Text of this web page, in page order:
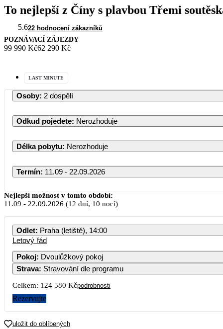
To nejlepší z Číny s plavbou Třemi
5.622 hodnocení zákazníků
POZNÁVACÍ ZÁJEZDY
99 990 Kč62 290 Kč
LAST MINUTE
Osoby: 2 dospělí
Odkud pojedete: Nerozhoduje
Délka pobytu: Nerozhoduje
Termín: 11.09 - 22.09.2026
Nejlepší možnost v tomto období:
11.09 - 22.09.2026 (12 dní, 10 nocí)
Odlet: Praha (letiště), 14:00
Letový řád
Pokoj: Dvoulůžkový pokoj
Strava: Stravování dle programu
Celkem: 124 580 Kčpodrobnosti
Rezervujte
uložit do oblíbených